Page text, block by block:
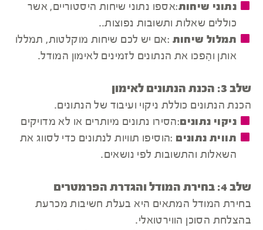
נתוני שיחות:אספו נתוני שיחות היסטוריים, אשר
כוללים שאלות ותשובות נפוצות..
תמלול שיחות :אם יש לכם שיחות מוקלטות, תמללו
אותן והִפכו את הנתונים לזמינים לאימון המודל.
שלב 3: הכנת הנתונים לאימון
הכנת הנתונים כוללת ניקוי ועיבוד של הנתונים.
ניקוי נתונים:הסירו נתונים מיותרים או לא מדויקים
תווית נתונים :הוסיפו תוויות לנתונים כדי לסווג את
השאלות והתשובות לפי נושאים.
שלב 4: בחירת המודל והגדרת הפרמטרים
בחירת המודל המתאים היא בעלת חשיבות מכרעת
בהצלחת הסוכן הווירטואלי.